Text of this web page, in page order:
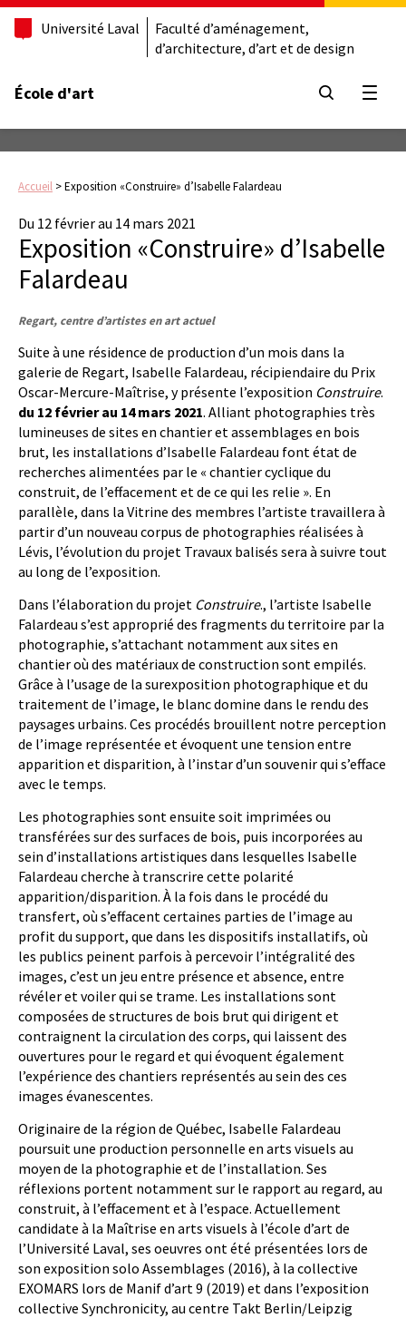
Université Laval
Faculté d’aménagement,
d’architecture, d’art et de design
École d'art
Accueil >Exposition «Construire» d’Isabelle Falardeau
Du 12 février au 14 mars 2021
Exposition «Construire» d’Isabelle
Falardeau
Regart, centre d’artistes en art actuel
Suite à une résidence de production d’un mois dans la
galerie de Regart, Isabelle Falardeau, récipiendaire du Prix
Oscar-Mercure-Maîtrise, y présente l’exposition Construire.
du 12 février au 14 mars 2021. Alliant photographies très
lumineuses de sites en chantier et assemblages en bois
brut, les installations d’Isabelle Falardeau font état de
recherches alimentées par le « chantier cyclique du
construit, de l’effacement et de ce qui les relie ». En
parallèle, dans la Vitrine des membres l’artiste travaillera à
partir d’un nouveau corpus de photographies réalisées à
Lévis, l’évolution du projet Travaux balisés sera à suivre tout
au long de l’exposition.
Dans l’élaboration du projet Construire., l’artiste Isabelle
Falardeau s’est approprié des fragments du territoire par la
photographie, s’attachant notamment aux sites en
chantier où des matériaux de construction sont empilés.
Grâce à l’usage de la surexposition photographique et du
traitement de l’image, le blanc domine dans le rendu des
paysages urbains. Ces procédés brouillent notre perception
de l’image représentée et évoquent une tension entre
apparition et disparition, à l’instar d’un souvenir qui s’efface
avec le temps.
Les photographies sont ensuite soit imprimées ou
transférées sur des surfaces de bois, puis incorporées au
sein d’installations artistiques dans lesquelles Isabelle
Falardeau cherche à transcrire cette polarité
apparition/disparition. À la fois dans le procédé du
transfert, où s’effacent certaines parties de l’image au
profit du support, que dans les dispositifs installatifs, où
les publics peinent parfois à percevoir l’intégralité des
images, c’est un jeu entre présence et absence, entre
révéler et voiler qui se trame. Les installations sont
composées de structures de bois brut qui dirigent et
contraignent la circulation des corps, qui laissent des
ouvertures pour le regard et qui évoquent également
l’expérience des chantiers représentés au sein des ces
images évanescentes.
Originaire de la région de Québec, Isabelle Falardeau
poursuit une production personnelle en arts visuels au
moyen de la photographie et de l’installation. Ses
réflexions portent notamment sur le rapport au regard, au
construit, à l’effacement et à l’espace. Actuellement
candidate à la Maîtrise en arts visuels à l’école d’art de
l’Université Laval, ses oeuvres ont été présentées lors de
son exposition solo Assemblages (2016), à la collective
EXOMARS lors de Manif d’art 9 (2019) et dans l’exposition
collective Synchronicity, au centre Takt Berlin/Leipzig